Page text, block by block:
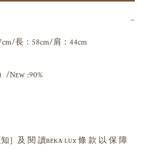
−
長：58cm/肩：44cm
/Nᴇᴡ :90%
］及 閱 讀ʙᴇᴋᴀ ʟᴜx 條 款 以 保 障